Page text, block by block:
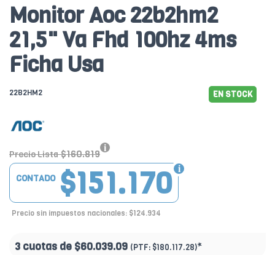
Monitor Aoc 22b2hm2
21,5" Va Fhd 100hz 4ms
Ficha Usa
22B2HM2 EN STOCK
Precio Lista $160.819
$151.170
CONTADO
Precio sin impuestos nacionales: $124.934
3 cuotas de $60.039.09 (PTF: $180.117.28)*